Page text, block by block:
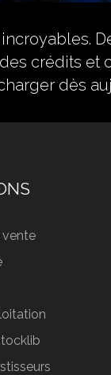
crédits et
dès
vente